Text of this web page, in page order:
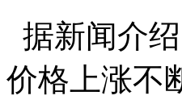
据新闻介
价格上涨不